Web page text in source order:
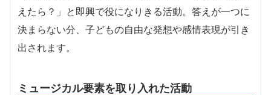
えたら？」と即興で役になりきる活動。答えが一つに
決まらない分、子どもの自由な発想や感情表現が引き
出されます。
ミュージカル要素を取り入れた活動